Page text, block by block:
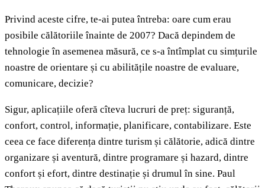
Privind aceste cifre, te-ai putea întreba: oare cum erau
posibile călătoriile înainte de 2007? Dacă depindem de
tehnologie în asemenea măsură, ce s-a întîmplat cu simțurile
noastre de orientare și cu abilitățile noastre de evaluare,
comunicare, decizie?
Sigur, aplicațiile oferă cîteva lucruri de preț: siguranță,
confort, control, informație, planificare, contabilizare. Este
ceea ce face diferența dintre turism și călătorie, adică dintre
organizare și aventură, dintre programare și hazard, dintre
confort și efort, dintre destinație și drumul în sine. Paul